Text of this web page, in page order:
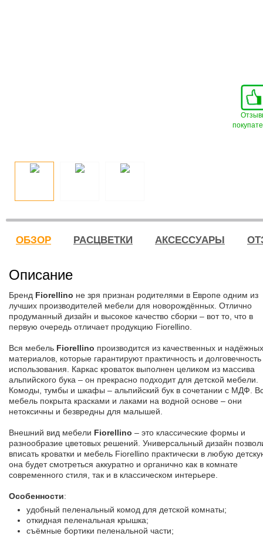
ОБЗОР РАСЦВЕТКИ АКСЕССУАРЫ
Описание
Бренд Fiorellino не зря признан родителями в Европе одним из
лучших производителей мебели для новорождённых. Отлично
продуманный дизайн и высокое качество сборки – вот то, что в
первую очередь отличает продукцию Fiorellino.
Вся мебель Fiorellino производится из качественных и надёжных
материалов, которые гарантируют практичность и долговечность
использования. Каркас кроваток выполнен целиком из массива
альпийского бука – он прекрасно подходит для детской мебели.
Комоды, тумбы и шкафы – альпийский бук в сочетании с МДФ.
мебель покрыта красками и лаками на водной основе – они
нетоксичны и безвредны для малышей.
Внешний вид мебели Fiorellino – это классические формы и
разнообразие цветовых решений. Универсальный дизайн
вписать кроватки и мебель Fiorellino практически в любую
она будет смотреться аккуратно и органично как в комнате
современного стиля, так и в классическом интерьере.
Особенности:
удобный пеленальный комод для детской комнаты;
откидная пеленальная крышка;
съёмные бортики пеленальной части;